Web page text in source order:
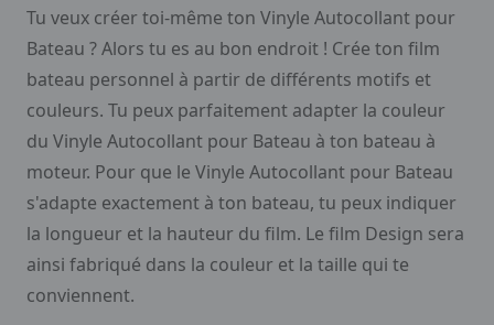
Tu veux créer toi-même ton Vinyle Autocollant pour
Bateau ? Alors tu es au bon endroit ! Crée ton film
bateau personnel à partir de différents motifs et
couleurs. Tu peux parfaitement adapter la couleur
du Vinyle Autocollant pour Bateau à ton bateau à
moteur. Pour que le Vinyle Autocollant pour Bateau
s'adapte exactement à ton bateau, tu peux indiquer
la longueur et la hauteur du film. Le film Design sera
ainsi fabriqué dans la couleur et la taille qui te
conviennent.